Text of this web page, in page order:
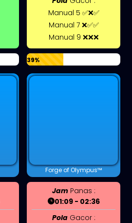
Manual 5 ✅❌✅
Manual 7 ❌✅✅
Manual 9 ❌❌❌
39%
Forge of Olympus™
JamPanas :
01:09 - 02:36
PolaGacor :